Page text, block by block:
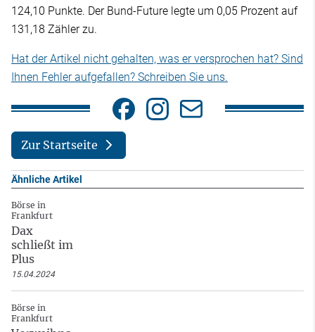
124,10 Punkte. Der Bund-Future legte um 0,05 Prozent auf
131,18 Zähler zu.
Hat der Artikel nicht gehalten, was er versprochen hat? Sind
Ihnen Fehler aufgefallen? Schreiben Sie uns.
Zur Startseite
Ähnliche Artikel
Börse in
Frankfurt
Dax
schließt im
Plus
15.04.2024
Börse in
Frankfurt